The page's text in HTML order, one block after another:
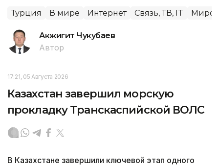
Турция В мире Интернет Связь, ТВ, IT
Акжигит Чукубаев
Автор
17:21, 05 Августа 2026
Казахстан завершил морскую
прокладку Транскаспийской ВОЛС
В Казахстане завершили ключевой этап одного